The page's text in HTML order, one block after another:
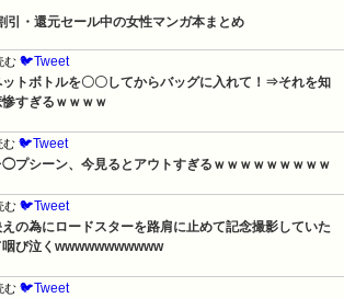
引・還元セール中の女性マンガ本まとめ
む 🐦Tweet
ットボトルを〇〇してからバッグに入れて！⇒それを知
すぎるｗｗｗｗ
む 🐦Tweet
◯プシーン、今見るとアウトすぎるｗｗｗｗｗｗｗｗｗ
む 🐦Tweet
えの為にロードスターを路肩に止めて記念撮影していた
び泣くwwwwwwwwwww
む 🐦Tweet